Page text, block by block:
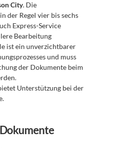
City. Die
der Regel vier bis sechs
Express-Service
Bearbeitung
ist ein unverzichtbarer
und muss
der Dokumente beim
Unterstützung bei der